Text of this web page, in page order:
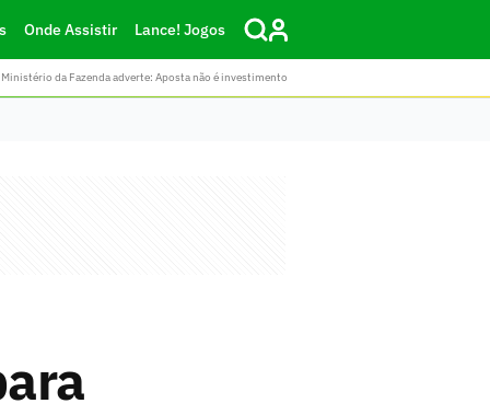
Onde Assistir Lance! Jogos
da Fazenda adverte: Aposta não é investimento